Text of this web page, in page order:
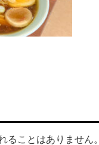
ることはありません。